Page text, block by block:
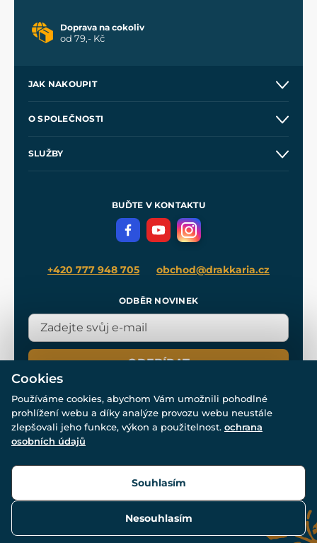
Doprava na cokoliv
od 79,- Kč
JAK NAKOUPIT
Velkoobchod
O SPOLEČNOSTI
SLUŽBY
Meče pro Kingdom Come
BUĎTE V KONTAKTU
+420 777 948 705 obchod@drakkaria.cz
ODBĚR NOVINEK
ODEBÍRAT
© Všechna práva vyhrazena. www.drakkaria.cz 2007-2026.
Cookies
Používáme cookies, abychom Vám umožnili pohodlné
prohlížení webu a díky analýze provozu webu neustále
zlepšovali jeho funkce, výkon a použitelnost. ochrana
osobních údajů
Nesouhlasím
Souhlasím